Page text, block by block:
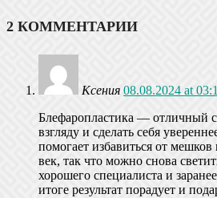
2 КОММЕНТАРИИ
Ксения 08.08.2024 at
Блефаропластика — отличный
взгляду и сделать себя
помогает избавиться от
век, так что можно снова
хорошего специалиста и
итоге результат порадует и